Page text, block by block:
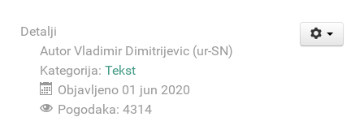
Detalji
Autor Vladimir Dimitrijevic (ur-SN)
Kategorija: Tekst
Objavljeno 01 jun 2020
Pogodaka: 4314